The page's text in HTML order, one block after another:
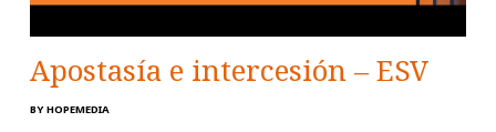
Apostasía e intercesión – ESV
BY HOPEMEDIA